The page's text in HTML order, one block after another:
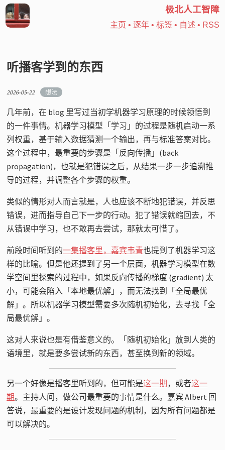
极北人工智障
主页 • 逐年• 标签• 自述 • RSS
听播客学到的东西
2026-05-22 想法
几年前，在 blog 里写过当初学机器学习原理的时候领悟到
的一件事情。机器学习模型「学习」的过程是随机启动一系
列权重，基于输入数据猜测一个输出，再与标准答案对比。
这个过程中，最重要的步骤是「反向传播」(back
propagation)，也就是犯错误之后，从结果一步一步追溯推
导的过程，并调整各个步骤的权重。
类似的情形对人而言就是，人也应该不断地犯错误，并反思
错误，进而指导自己下一步的行动。犯了错误就缩回去，不
从错误中学习，也不敢再去尝试，那就太可惜了。
前段时间听到的一集播客里，嘉宾韦青也提到了机器学习这
样的比喻。但是他还提到了另一个层面，机器学习模型在数
学空间里探索的过程中，如果反向传播的梯度 (gradient) 太
小，可能会陷入「本地最优解」，而无法找到「全局最优
解」。所以机器学习模型需要多次随机初始化，去寻找「全
局最优解」。
这对人来说也是有借鉴意义的。「随机初始化」放到人类的
语境里，就是要多尝试新的东西，甚至换到新的领域。
另一个好像是播客里听到的，但可能是这一期，或者这一
期。主持人问，做公司最重要的事情是什么。嘉宾 Albert 回
答说，最重要的是设计发现问题的机制，因为所有问题都是
可以解决的。